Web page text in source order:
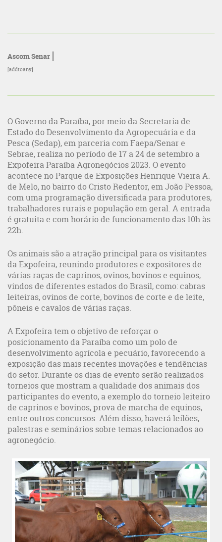
Ascom Senar
[addtoany]
O Governo da Paraíba, por meio da Secretaria de
Estado do Desenvolvimento da Agropecuária e da
Pesca (Sedap), em parceria com Faepa/Senar e
Sebrae, realiza no período de 17 a 24 de setembro a
Expofeira Paraíba Agronegócios 2023. O evento
acontece no Parque de Exposições Henrique Vieira A.
de Melo, no bairro do Cristo Redentor, em João Pessoa,
com uma programação diversificada para produtores,
trabalhadores rurais e população em geral. A entrada
é gratuita e com horário de funcionamento das 10h às
22h.
Os animais são a atração principal para os visitantes
da Expofeira, reunindo produtores e expositores de
várias raças de caprinos, ovinos, bovinos e equinos,
vindos de diferentes estados do Brasil, como: cabras
leiteiras, ovinos de corte, bovinos de corte e de leite,
pôneis e cavalos de várias raças.
A Expofeira tem o objetivo de reforçar o
posicionamento da Paraíba como um polo de
desenvolvimento agrícola e pecuário, favorecendo a
exposição das mais recentes inovações e tendências
do setor. Durante os dias de evento serão realizados
torneios que mostram a qualidade dos animais dos
participantes do evento, a exemplo do torneio leiteiro
de caprinos e bovinos, prova de marcha de equinos,
entre outros concursos. Além disso, haverá leilões,
palestras e seminários sobre temas relacionados ao
agronegócio.